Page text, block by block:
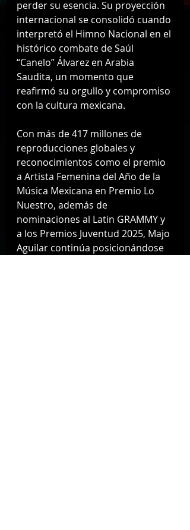
perder su esencia. Su proyección
internacional se consolidó cuando
interpretó el Himno Nacional en el
histórico combate de Saúl
“Canelo” Álvarez en Arabia
Saudita, un momento que
reafirmó su orgullo y compromiso
con la cultura mexicana.
Con más de 417 millones de
reproducciones globales y
reconocimientos como el premio
a Artista Femenina del Año de la
Música Mexicana en Premio Lo
Nuestro, además de
nominaciones al Latin GRAMMY y
a los Premios Juventud 2025, Majo
Aguilar continúa posicionándose